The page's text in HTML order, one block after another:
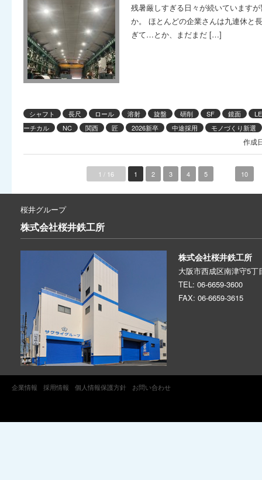
残暑厳しすぎる日々が続いています
か。 ほとんどの企業さんは九連休と
ぎて…とか、まだまだ […]
シャフト 長尺 ロール 溶射 旋盤 研削 SF 鏡面
ーチカル
NC 関西 匠 2026新卒 中途採用 モノづくり新選
作成
1 / 16 1 2 3 4 5 10
桜井グループ
株式会社桜井鉄工所
株式会社桜井鉄工所
大阪市西成区南津守5丁
TEL: 06-6659-3600
FAX: 06-6659-3615
企業情報 採用情報 個人情報保護方針 お問い合わせ